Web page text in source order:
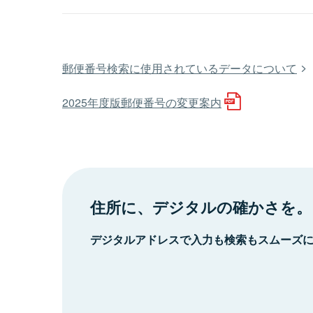
郵便番号検索に使用されているデータについて
2025年度版郵便番号の変更案内
住所に、デジタルの確かさを。
デジタルアドレスで入力も検索もスムーズ